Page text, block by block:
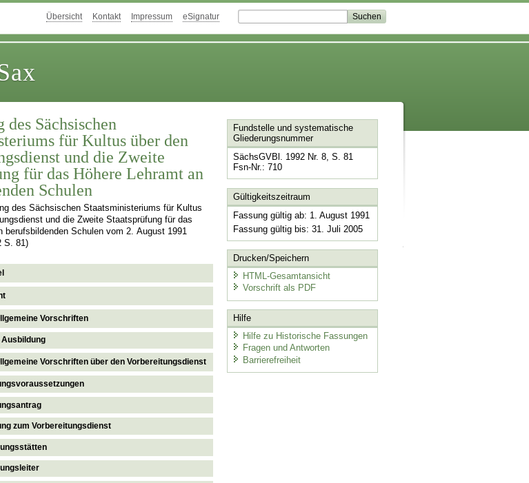
Übersicht Kontakt Impressum eSignatur
des Sächsischen
für Kultus über den
und die Zweite
für das Höhere Lehramt an
Schulen
des Sächsischen Staatsministeriums für Kultus
und die Zweite Staatsprüfung für das
berufsbildenden Schulen vom 2. August 1991
S. 81)
Vorschriften
Vorschriften über den Vorbereitungsdienst
zum Vorbereitungsdienst
Fundstelle und systematische
Gliederungsnummer
SächsGVBl. 1992 Nr. 8, S. 81
Fsn-Nr.: 710
Gültigkeitszeitraum
Fassung gültig ab: 1. August 1991
Fassung gültig bis: 31. Juli 2005
Drucken/Speichern
HTML-Gesamtansicht
Vorschrift als PDF
Hilfe
Hilfe zu Historische Fassungen
Fragen und Antworten
Barrierefreiheit